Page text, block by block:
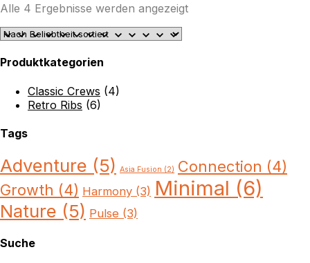
Alle 4 Ergebnisse werden angezeigtNach
Produktkategorien
Classic Crews (4)
Retro Ribs (6)
Tags
Adventure (5) Asia Fusion (2) Connection (4)
Growth (4) Harmony (3) Minimal (6)
Nature (5) Pulse (3)
Suche